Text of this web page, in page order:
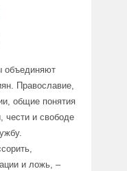
объединяют
Православие,
общие понятия
чести и свободе
и ложь, –